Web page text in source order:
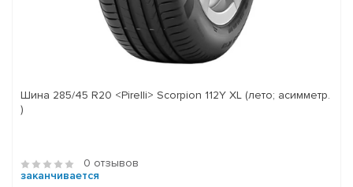
Шина 285/45 R20 <Pirelli> Scorpion 112Y XL (лето; асимметр.
)
0 отзывов
заканчивается